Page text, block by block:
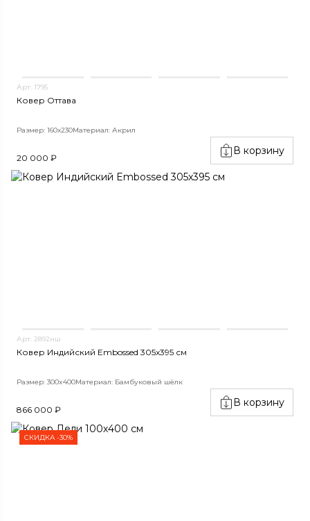
Арт. 1795
Ковер Оттава
Размер: 160х230Материал: Акрил
20 000 ₽
В корзину
Арт. 2892нш
Ковер Индийский Embossed 305x395 см
Размер: 300x400Материал: Бамбуковый шёлк
866 000 ₽
В корзину
СКИДКА -30%